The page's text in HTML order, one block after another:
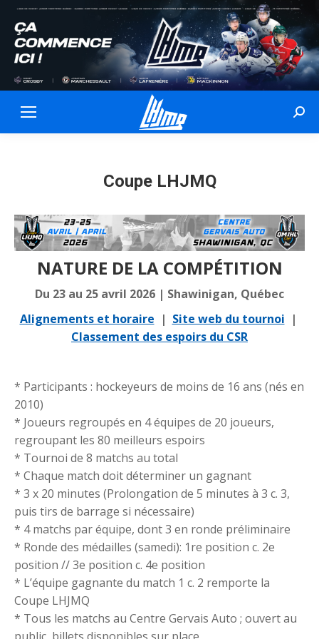
Coupe LHJMQ
NATURE DE LA COMPÉTITION
Du 23 au 25 avril 2026 | Shawinigan, Québec
Alignements et horaire | Site web du tournoi |
Classement des espoirs du CSR
* Participants : hockeyeurs de moins de 16 ans (nés en
2010)
* Joueurs regroupés en 4 équipes de 20 joueurs,
regroupant les 80 meilleurs espoirs
* Tournoi de 8 matchs au total
* Chaque match doit déterminer un gagnant
* 3 x 20 minutes (Prolongation de 5 minutes à 3 c. 3,
puis tirs de barrage si nécessaire)
* 4 matchs par équipe, dont 3 en ronde préliminaire
* Ronde des médailles (samedi): 1re position c. 2e
position // 3e position c. 4e position
* L’équipe gagnante du match 1 c. 2 remporte la
Coupe LHJMQ
* Tous les matchs au Centre Gervais Auto ; ouvert au